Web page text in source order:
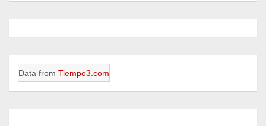
Data from Tiempo3.com